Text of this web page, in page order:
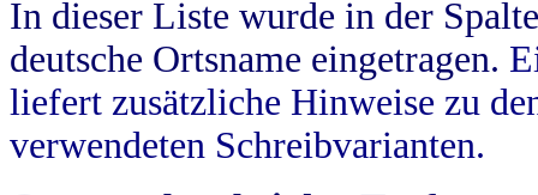
In dieser Liste wurde in der
deutsche Ortsname eingetragen.
liefert zusätzliche Hinweise zu
verwendeten Schreibvarianten.